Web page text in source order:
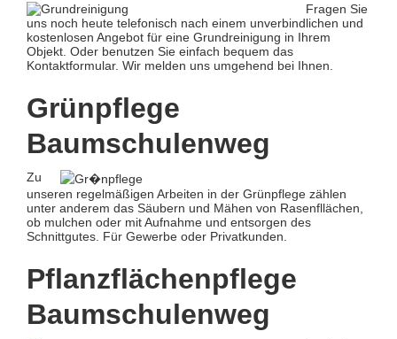
Fragen Sie
uns noch heute telefonisch nach einem unverbindlichen und
kostenlosen Angebot für eine Grundreinigung in Ihrem
Objekt. Oder benutzen Sie einfach bequem das
Kontaktformular. Wir melden uns umgehend bei Ihnen.
Grünpflege
Baumschulenweg
Zu
unseren regelmäßigen Arbeiten in der Grünpflege zählen
unter anderem das Säubern und Mähen von Rasenfllächen,
ob mulchen oder mit Aufnahme und entsorgen des
Schnittgutes. Für Gewerbe oder Privatkunden.
Pflanzflächenpflege
Baumschulenweg